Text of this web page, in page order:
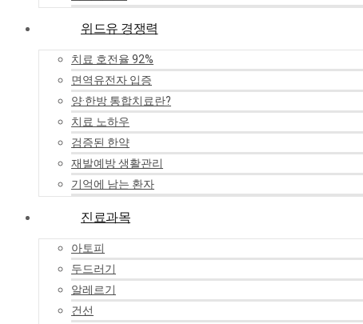
위드유 경쟁력
치료 호전율 92%
면역유전자 입증
양·한방 통합치료란?
치료 노하우
검증된 한약
재발예방 생활관리
기억에 남는 환자
진료과목
아토피
두드러기
알레르기
건선